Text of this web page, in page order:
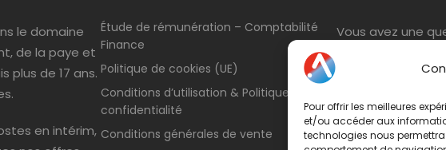
Pour offrir les meilleures
et/ou accéder aux
technologies nous
le domaine
de la paye et
plus de 17 ans.
en intérim,
Étude de rémunération – Comptabilité
Finance
Politique de cookies (UE)
Conditions d’utilisation & Politique de
confidentialité
Conditions générales de vente
Vous avez une